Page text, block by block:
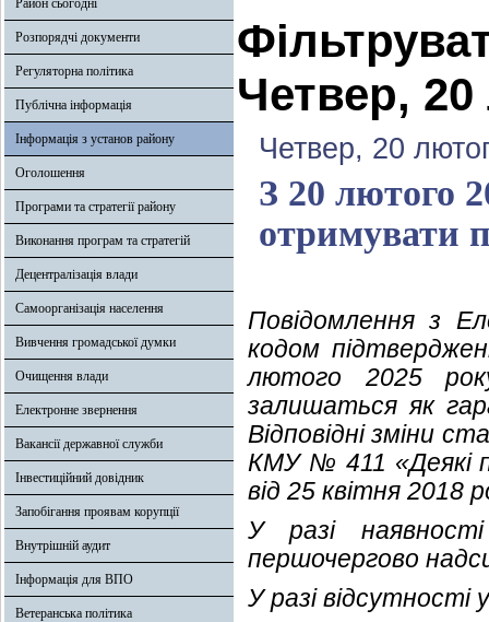
Район сьогодні
Розпорядчі документи
Регуляторна політика
Публічна інформація
Інформація з установ району
Оголошення
Програми та стратегії району
Виконання програм та стратегій
Децентралізація влади
Самоорганізація населення
Вивчення громадської думки
Очищення влади
Електронне звернення
Вакансії державної служби
Інвестиційний довідник
Запобігання проявам корупції
Внутрішній аудит
Інформація для ВПО
Ветеранська політика
Четвер,
Четвер, 20
З 20 лютого
отримувати
Повідомлення з
кодом
лютого 2025
залишаться як
Відповідні зміни
КМУ № 411 «Деякі
від 25 квітня 2018
У разі
першочергово
У разі